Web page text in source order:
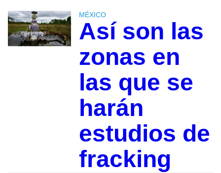
MÉXICO
Así son las
zonas en
las que se
harán
estudios de
fracking